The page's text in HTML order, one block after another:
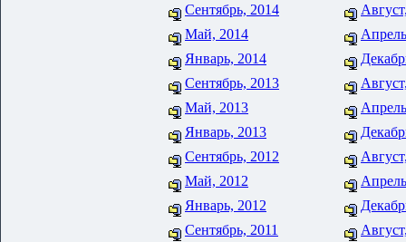
Сентябрь, 2014
Май, 2014
Январь, 2014
Сентябрь, 2013
Май, 2013
Январь, 2013
Сентябрь, 2012
Май, 2012
Январь, 2012
Сентябрь, 2011